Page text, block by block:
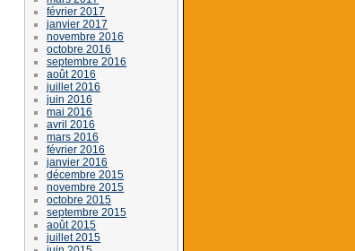
février 2017
janvier 2017
novembre 2016
octobre 2016
septembre 2016
août 2016
juillet 2016
juin 2016
mai 2016
avril 2016
mars 2016
février 2016
janvier 2016
décembre 2015
novembre 2015
octobre 2015
septembre 2015
août 2015
juillet 2015